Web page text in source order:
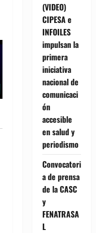
(VIDEO)
CIPESA e
INFOILES
impulsan la
primera
iniciativa
nacional de
comunicaci
ón
accesible
en salud y
periodismo
Convocatori
a de prensa
de la CASC
y
FENATRASA
L